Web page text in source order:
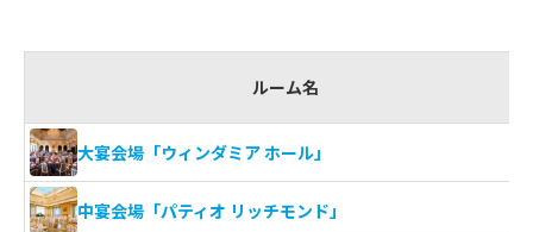
ルーム名
大宴会場「ウィンダミア ホール」
中宴会場「パティオ リッチモンド」